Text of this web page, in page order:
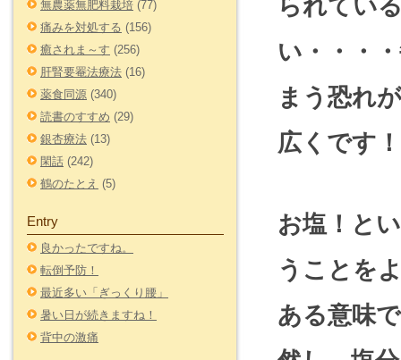
無農薬無肥料栽培 (77)
痛みを対処する (156)
癒されま～す (256)
肝腎要罨法療法 (16)
薬食同源 (340)
読書のすすめ (29)
銀杏療法 (13)
閑話 (242)
鶴のたとえ (5)
Entry
良かったですね。
転倒予防！
最近多い「ぎっくり腰」
暑い日が続きますね！
背中の激痛
られてい
い・・・・
まう恐れ
広くです！
お塩！と
うことを
ある意味